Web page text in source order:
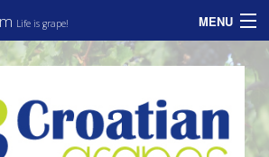
Life is grape! MENU